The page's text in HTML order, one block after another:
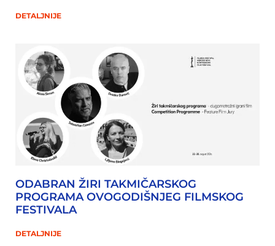
DETALJNIJE
ODABRAN ŽIRI TAKMIČARSKOG
PROGRAMA OVOGODIŠNJEG FILMSKOG
FESTIVALA
DETALJNIJE